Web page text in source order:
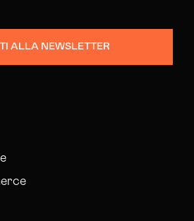
ALLA NEWSLETTER